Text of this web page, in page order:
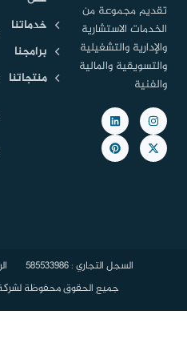
تقديم مجموعة من
الخدمات الاستشارية
والإدارية والتشغيلية
والتسويقية والمالية
والفنية
خدماتنا
برامجنا
منتجاتنا
جميع الحقوق محفوظة لشركة
السجل التجاري : 585533986